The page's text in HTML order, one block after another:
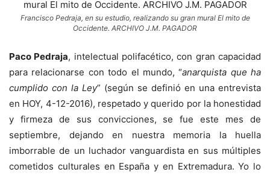
Francisco Pedraja, en su estudio, realizando su gran mural El mito de
Occidente. ARCHIVO J.M. PAGADOR
Paco Pedraja, intelectual polifacético, con gran capacidad
para relacionarse con todo el mundo, “anarquista que ha
cumplido con la Ley” (según se definió en una entrevista
en HOY, 4-12-2016), respetado y querido por la honestidad
y firmeza de sus convicciones, se fue este mes de
septiembre, dejando en nuestra memoria la huella
imborrable de un luchador vanguardista en sus múltiples
cometidos culturales en España y en Extremadura. Yo lo